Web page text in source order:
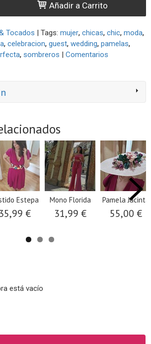
está vacío
Añadir a Carrito
Tocados | Tags: mujer chicas chic moda
celebracion guest wedding pamelas
sombreros | Comentarios
Estepa
35,99 €
Mono Florida
31,99 €
Pamela Jacinta
55,00 €